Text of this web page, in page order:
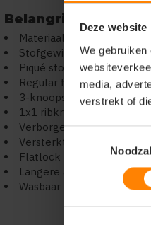
Deze
We
media,
verstrekt of
Belangrijkste
Materiaal: 100% pre-
Stofgewicht: 230 g/m²
Piqué stof
Regular fit
3-knoopsluiting in
1x1 ribkraag en
Verborgen borstzak
Versterkte naden
Flatlock stiksel tegen
Langere achterkant en
Wasbaar tot 60°C